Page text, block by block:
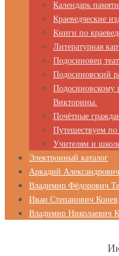
Календарь
Краеведческие
Книги по
Литературная
Подосиновец
Подосиновский
Подосиновскому
Викторины.
Почётные
Путешествуем по
Учителям и
Электронный каталог
Аркадий
Владимир Фёдорович
Иван Степанович Конев
Владимир Николаевич